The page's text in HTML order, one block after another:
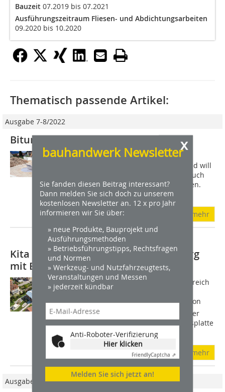
Bauzeit 07.2019 bis 07.2021
Ausführungszeitraum Fliesen- und Abdichtungsarbeiten
09.2020 bis 10.2020
x
bauhandwerk Newsletter
Sie fanden diesen Beitrag interessant?
Dann melden Sie sich doch zu unserem
kostenlosen Newsletter an. 12 x pro Jahr
informieren wir Sie über:
» neue Produkte, Bauprojekt und
Ausführungsmethoden
» Betriebsführungstipps, Rechtsfragen
und Normen
» Werkzeug- und Nutzfahrzeugtests,
Veranstaltungen und Messen
» jederzeit kündbar
Anti-Roboter-Verifizierung
Hier klicken
FriendlyCaptcha ⇗
Melden Sie sich jetzt an!
Thematisch passende Artikel:
Ausgabe 7-8/2022
Bitumfreie Abdichtung von Botament
Die Abdichtung von erdberührten
Bodenplatten im Neubau oder Bestand will
professionell und fachgerecht, aber auch
schnell und einfach ausgeführt werden.
Doch die...
mehr
Kita in Holzbau in Baden-Württemberg
mit Botament abgedichtet
Beim Bau der Kita stand der Sockelbereich
besonders im Fokus. Mit der
Reaktivabdichtung RD2 The Green 1 von
Botament konnte der Übergang von der
Holzkonstruktion zur Betongründungsplatte
trotz...
mehr
Ausgabe 12/2017